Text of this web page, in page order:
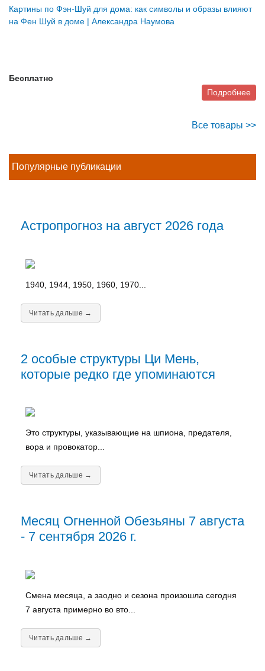
Картины по Фэн-Шуй для дома: как символы и образы влияют
на Фен Шуй в доме | Александра Наумова
Бесплатно
Подробнее
Все товары >>
Популярные публикации
Астропрогноз на август 2026 года
1940, 1944, 1950, 1960, 1970...
Читать дальше →
2 особые структуры Ци Мень,
которые редко где упоминаются
Это структуры, указывающие на шпиона, предателя,
вора и провокатор...
Читать дальше →
Месяц Огненной Обезьяны 7 августа
- 7 сентября 2026 г.
Смена месяца, а заодно и сезона произошла сегодня
7 августа примерно во вто...
Читать дальше →